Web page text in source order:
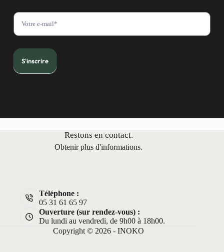
N
s
e
t
S'inscrire
Restons en contact.
Obtenir plus d'informations.
Téléphone :
05 31 61 65 97
Ouverture (sur rendez-vous) :
Du lundi au vendredi, de 9h00 à 18h00.
Copyright © 2026 - INOKO